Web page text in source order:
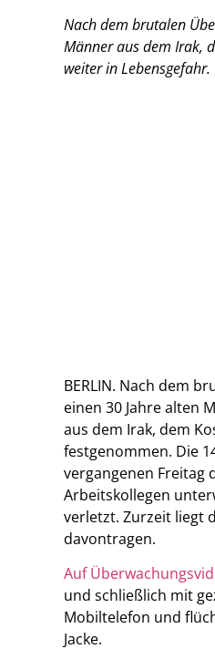
Nach dem brutalen
Männer aus dem Irak,
weiter in Lebensgefahr.
BERLIN. Nach dem
einen 30 Jahre alten
aus dem Irak, dem
festgenommen. Die
vergangenen Freitag
Arbeitskollegen
verletzt. Zurzeit liegt
davontragen.
Auf
und schließlich mit
Mobiltelefon und
Jacke.